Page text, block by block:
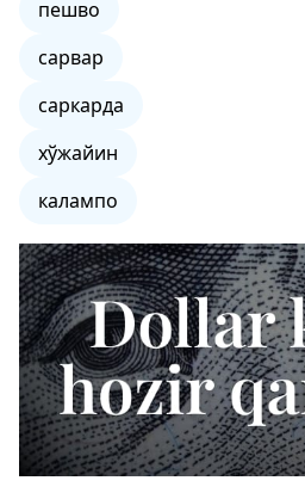
пешво
сарвар
саркарда
хўжайин
калампо